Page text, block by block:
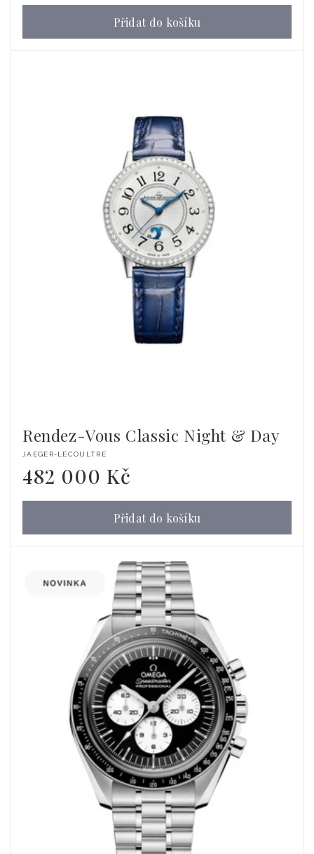
Přidat do košíku
Rendez-Vous Classic Night & Day
Dodavatel:
JAEGER-LECOULTRE
Běžná
cena
482 000 Kč
Přidat do košíku